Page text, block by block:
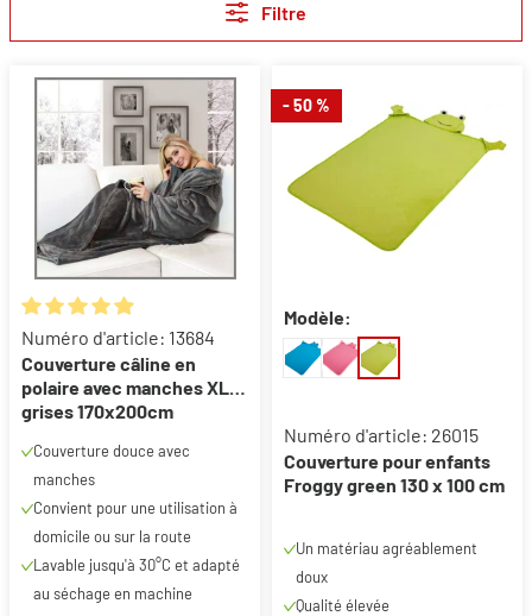
Filtre
Note moyenne de 4.98 sur 5 étoiles
Numéro d'article: 13684
Couverture câline en
polaire avec manches XL
grises 170x200cm
Couverture douce avec
manches
Convient pour une utilisation à
domicile ou sur la route
Lavable jusqu'à 30°C et adapté
au séchage en machine
- 50 %
Modèle:
Numéro d'article: 26015
Couverture pour enfants
Froggy green 130 x 100 cm
Un matériau agréablement
doux
Qualité élevée